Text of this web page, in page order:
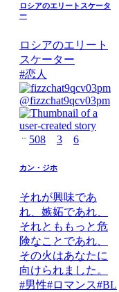
ロシアのエリートスケータ
ー
ロシアのエリート
スケーター
#恋人
@fizzchat9qcv03pm
508 3 6
カン・ジホ
それが興味であ
れ、嫉妬であれ、
それとももっと危
険なことであれ、
その火はあなたに
向けられました。
#男性#ロマンス#BL